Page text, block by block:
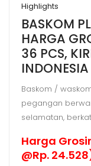
ITALY,
JUAL
HARGA
GROSIR
MURAH
Highlights
BASKOM
HARGA
36 PCS,
INDONESIA
Baskom /
pegangan
selamatan,
Harga
@Rp.